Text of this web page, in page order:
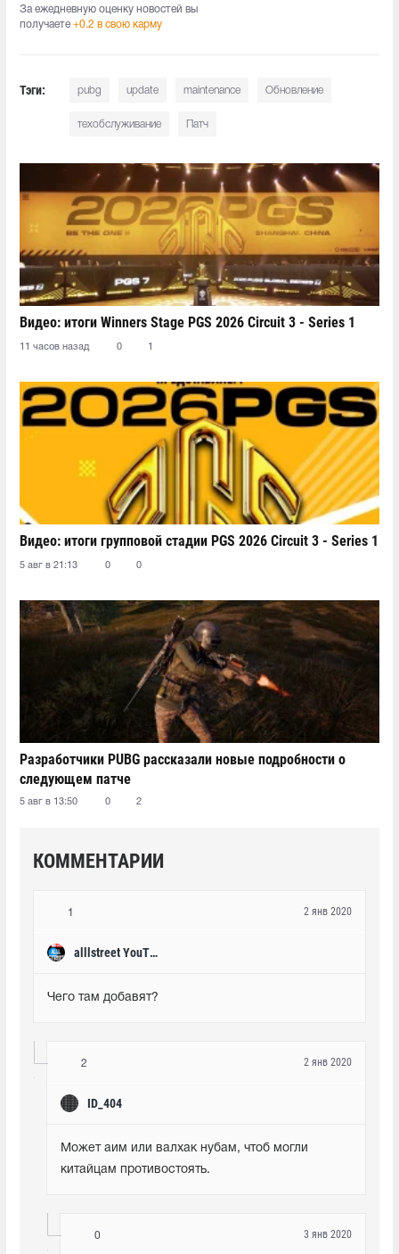
За ежедневную оценку новостей вы
получаете +0.2 в свою карму
Тэги: pubg update maintenance Обновление
техобслуживание Патч
Видео: итоги Winners Stage PGS 2026 Circuit 3 - Series 1
11 часов назад 0 1
Видео: итоги групповой стадии PGS 2026 Circuit 3 - Series 1
5 авг в 21:13 0 0
Разработчики PUBG рассказали новые подробности о
следующем патче
5 авг в 13:50 0 2
КОММЕНТАРИИ
1
alllstreet YouTube
2 янв 2020
Чего там добавят?
2
ID_404
2 янв 2020
Может аим или валхак нубам, чтоб могли
китайцам противостоять.
0 3 янв 2020